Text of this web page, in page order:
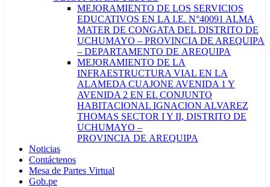
MEJORAMIENTO DE LOS SERVICIOS
EDUCATIVOS EN LA I.E. N°40091 ALMA
MATER DE CONGATA DEL DISTRITO DE
UCHUMAYO – PROVINCIA DE AREQUIPA
– DEPARTAMENTO DE AREQUIPA
MEJORAMIENTO DE LA
INFRAESTRUCTURA VIAL EN LA
ALAMEDA CUAJONE AVENIDA 1 Y
AVENIDA 2 EN EL CONJUNTO
HABITACIONAL IGNACION ALVAREZ
THOMAS SECTOR I Y II, DISTRITO DE
UCHUMAYO –
PROVINCIA DE AREQUIPA
Noticias
Contáctenos
Mesa de Partes Virtual
Gob.pe